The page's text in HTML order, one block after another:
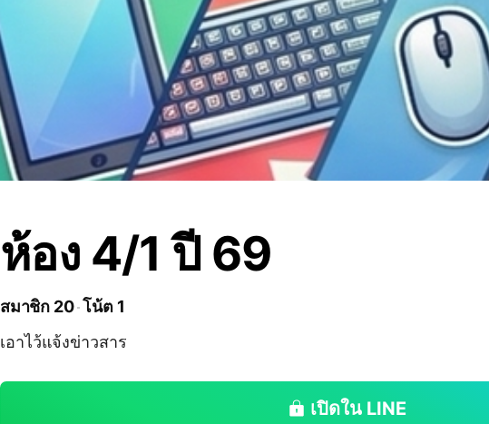
ห้อง 4/1 ปี 69
สมาชิก 20 โน้ต 1
เอาไว้แจ้งข่าวสาร
เปิดใน LINE